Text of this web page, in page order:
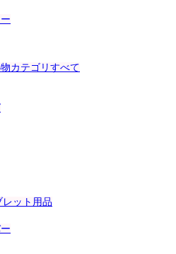
カテゴリすべて
レット用品